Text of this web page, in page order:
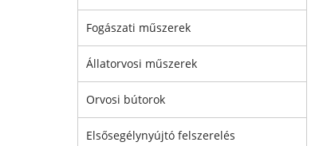
Fogászati ​​műszerek
Állatorvosi műszerek
Orvosi bútorok
Elsősegélynyújtó felszerelés